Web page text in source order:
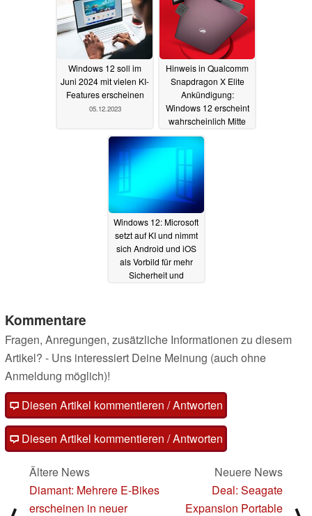
30.12.2023
Windows 12 soll im
Juni 2024 mit vielen KI-
Features erscheinen
05.12.2023
Hinweis in Qualcomm
Snapdragon X Elite
Ankündigung:
Windows 12 erscheint
wahrscheinlich Mitte
202426.10.2023
Windows 12: Microsoft
setzt auf KI und nimmt
sich Android und iOS
als Vorbild für mehr
Sicherheit und
Kommentare
Fragen, Anregungen, zusätzliche Informationen zu diesem
Artikel? - Uns interessiert Deine Meinung (auch ohne
Anmeldung möglich)!
Diesen Artikel kommentieren / Antworten
Diesen Artikel kommentieren / Antworten
Ältere News
Diamant: Mehrere E-Bikes
erscheinen in neuer
Neuere News
Deal: Seagate
Expansion Portable